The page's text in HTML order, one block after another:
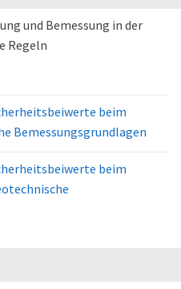
und Bemessung in der
Regeln
beim
Bemessungsgrundlagen
beim